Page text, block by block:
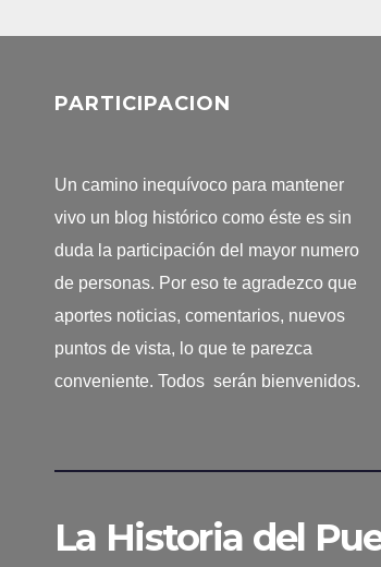
PARTICIPACION
Un camino inequívoco para mantener
vivo un blog histórico como éste es sin
duda la participación del mayor numero
de personas. Por eso te agradezco que
aportes noticias, comentarios, nuevos
puntos de vista, lo que te parezca
conveniente. Todos serán bienvenidos.
La Historia del